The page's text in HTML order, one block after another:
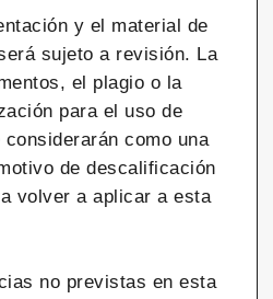
y el material de
sujeto a revisión. La
el plagio o la
para el uso de
como una
de descalificación
volver a aplicar a esta
no previstas en esta